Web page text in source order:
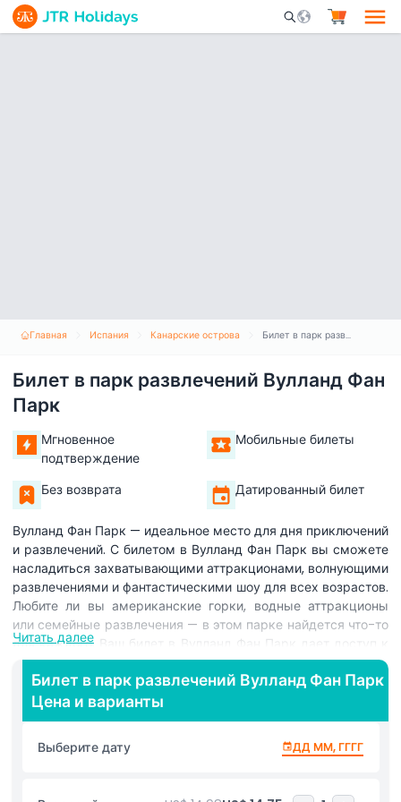
Mobile Search
Главная Испания Канарские острова Билет в парк развлечений Вулланд Фан Парк
Билет в парк развлечений Вулланд Фан
Парк
Мгновенное
подтверждение
Мобильные билеты
Без возврата Датированный билет
Вулланд Фан Парк — идеальное место для дня приключений
и развлечений. С билетом в Вулланд Фан Парк вы сможете
насладиться захватывающими аттракционами, волнующими
развлечениями и фантастическими шоу для всех возрастов.
Любите ли вы американские горки, водные аттракционы
или семейные развлечения — в этом парке найдется что-то
для каждого. Ваш билет в Вулланд Фан Парк дает доступ к
широкому спектру аттракционов и развлечений, созданных
для радости и волнения. От скоростных американских
горок до мягких каруселей, здесь найдется что-то и для
любителей острых ощущений, и для семей с детьми. В
парке также есть увлекательные игры, живые шоу и
вкусные блюда, которые сделают ваш визит еще более
исследовать различные тематические зоны, каждая из
Читать далее
Билет в парк развлечений Вулланд Фан Парк
Цена и варианты
Выберите дату ДД ММ, ГГГГ